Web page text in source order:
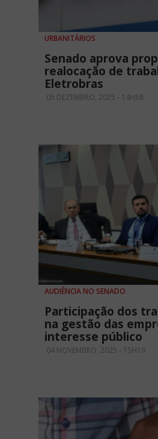
URBANITÁRIOS
Senado aprova
realocação de
Eletrobras
05 DEZEMBRO, 2025 - 14H58
AUDIÊNCIA NO SENADO
Participação dos
na gestão das
interesse público
04 NOVEMBRO, 2025 - 15H19